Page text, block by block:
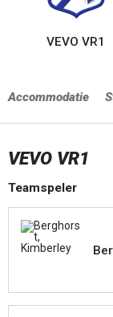
VEVO VR1
Accommodatie
VEVO VR1
Teamspeler